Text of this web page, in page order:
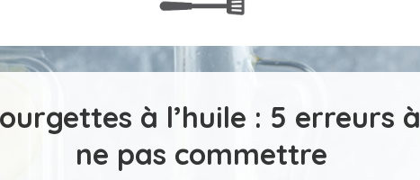
à l’huile : 5 erreurs à
ne pas commettre